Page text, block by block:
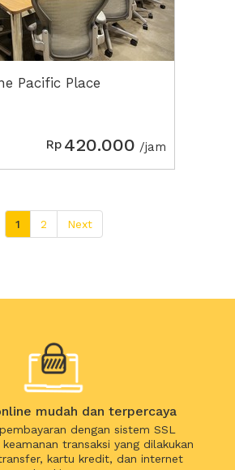
Pacific Place
Rp 420.000 /jam
1 2 Next
mudah dan terpercaya
dengan sistem SSL
transaksi yang dilakukan
kartu kredit, dan internet